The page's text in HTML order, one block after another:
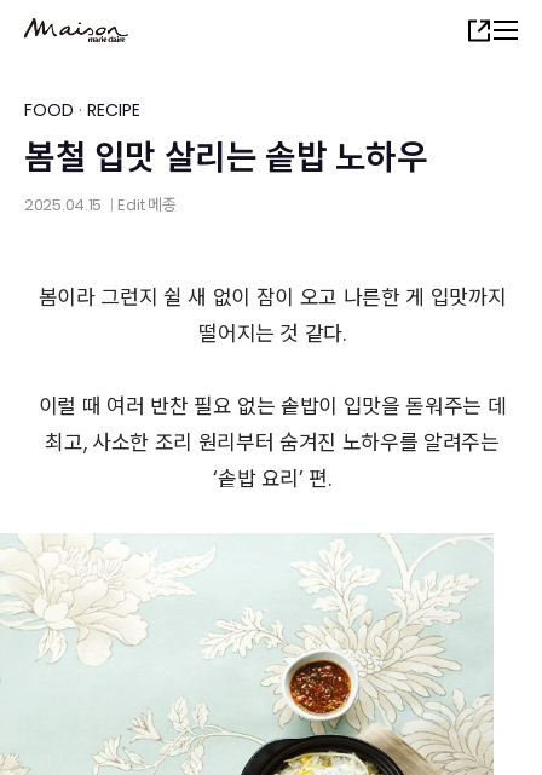
content
Share
FOOD · RECIPE
봄철 입맛 살리는 솥밥 노하우
2025.04.15 Edit메종
봄이라 그런지 쉴 새 없이 잠이 오고 나른한 게 입맛까지
떨어지는 것 같다.
이럴 때 여러 반찬 필요 없는 솥밥이 입맛을 돋워주는 데
최고, 사소한 조리 원리부터 숨겨진 노하우를 알려주는
‘솥밥 요리’ 편.